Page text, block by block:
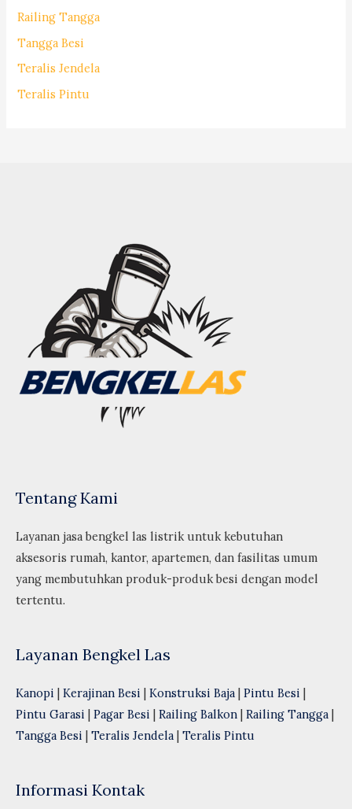
Railing Tangga
Tangga Besi
Teralis Jendela
Teralis Pintu
Tentang Kami
Layanan jasa bengkel las listrik untuk kebutuhan
aksesoris rumah, kantor, apartemen, dan fasilitas umum
yang membutuhkan produk-produk besi dengan model
tertentu.
Layanan Bengkel Las
Kanopi | Kerajinan Besi | Konstruksi Baja | Pintu Besi |
Pintu Garasi | Pagar Besi | Railing Balkon | Railing Tangga |
Tangga Besi | Teralis Jendela | Teralis Pintu
Informasi Kontak